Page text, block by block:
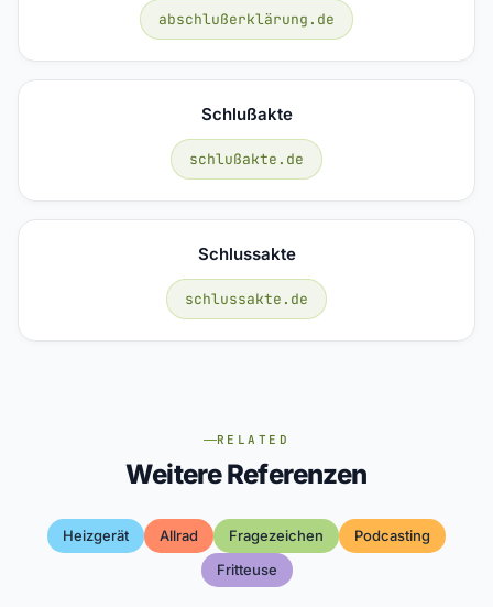
abschlußerklärung.de
Schlußakte
schlußakte.de
Schlussakte
schlussakte.de
RELATED
Weitere Referenzen
Heizgerät Allrad Fragezeichen
Podcasting
Fritteuse